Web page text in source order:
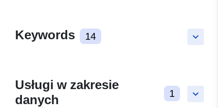
keyboard_arrow_down
Keywords 14
keyboard_arrow_down
Usługi w zakresie
danych
1